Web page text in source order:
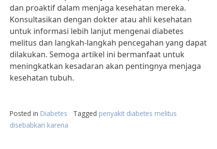
dan proaktif dalam menjaga kesehatan mereka.
Konsultasikan dengan dokter atau ahli kesehatan
untuk informasi lebih lanjut mengenai diabetes
melitus dan langkah-langkah pencegahan yang dapat
dilakukan. Semoga artikel ini bermanfaat untuk
meningkatkan kesadaran akan pentingnya menjaga
kesehatan tubuh.
Posted in Diabetes Tagged penyakit diabetes melitus
disebabkan karena